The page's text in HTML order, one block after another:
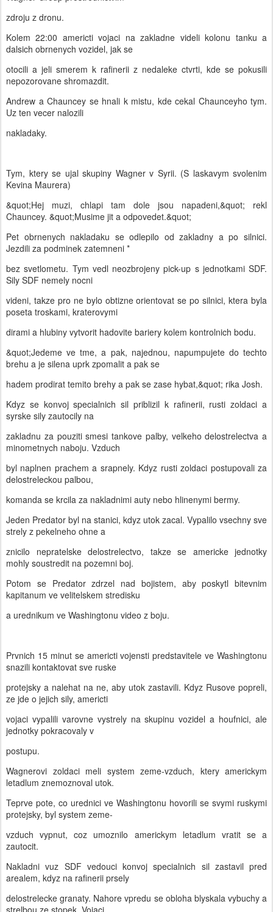
zdroju z dronu.
Kolem 22:00 americti vojaci na zakladne videli kolonu tanku a
dalsich obrnenych vozidel, jak se
otocili a jeli smerem k rafinerii z nedaleke ctvrti, kde se pokusili
nepozorovane shromazdit.
Andrew a Chauncey se hnali k mistu, kde cekal Chaunceyho tym.
Uz ten vecer nalozili
nakladaky.
Tym, ktery se ujal skupiny Wagner v Syrii. (S laskavym svolenim
Kevina Maurera)
&quot;Hej muzi, chlapi tam dole jsou napadeni,&quot; rekl
Chauncey. &quot;Musime jit a odpovedet.&quot;
Pet obrnenych nakladaku se odlepilo od zakladny a po silnici.
Jezdili za podminek zatemneni *
bez svetlometu. Tym vedl neozbrojeny pick-up s jednotkami SDF.
Sily SDF nemely nocni
videni, takze pro ne bylo obtizne orientovat se po silnici, ktera byla
poseta troskami, kraterovymi
dirami a hlubiny vytvorit hadovite bariery kolem kontrolnich bodu.
&quot;Jedeme ve tme, a pak, najednou, napumpujete do techto
brehu a je silena uprk zpomalit a pak se
hadem prodirat temito brehy a pak se zase hybat,&quot; rika Josh.
Kdyz se konvoj specialnich sil priblizil k rafinerii, rusti zoldaci a
syrske sily zautocily na
zakladnu za pouziti smesi tankove palby, velkeho delostrelectva a
minometnych naboju. Vzduch
byl naplnen prachem a srapnely. Kdyz rusti zoldaci postupovali za
delostreleckou palbou,
komanda se krcila za nakladnimi auty nebo hlinenymi bermy.
Jeden Predator byl na stanici, kdyz utok zacal. Vypalilo vsechny sve
strely z pekelneho ohne a
znicilo nepratelske delostrelectvo, takze se americke jednotky
mohly soustredit na pozemni boj.
Potom se Predator zdrzel nad bojistem, aby poskytl bitevnim
kapitanum ve velitelskem stredisku
a urednikum ve Washingtonu video z boju.
Prvnich 15 minut se americti vojensti predstavitele ve Washingtonu
snazili kontaktovat sve ruske
protejsky a nalehat na ne, aby utok zastavili. Kdyz Rusove popreli,
ze jde o jejich sily, americti
vojaci vypalili varovne vystrely na skupinu vozidel a houfnici, ale
jednotky pokracovaly v
postupu.
Wagnerovi zoldaci meli system zeme-vzduch, ktery americkym
letadlum znemoznoval utok.
Teprve pote, co urednici ve Washingtonu hovorili se svymi ruskymi
protejsky, byl system zeme-
vzduch vypnut, coz umoznilo americkym letadlum vratit se a
zautocit.
Nakladni vuz SDF vedouci konvoj specialnich sil zastavil pred
arealem, kdyz na rafinerii prsely
delostrelecke granaty. Nahore vpredu se obloha blyskala vybuchy a
strelbou ze stopek. Vojaci